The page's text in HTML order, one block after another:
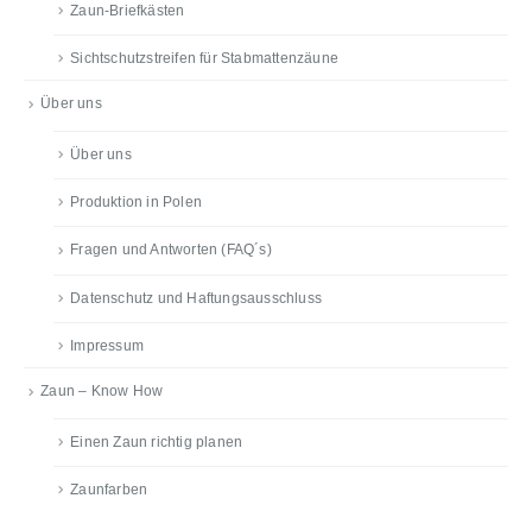
Zaun-Briefkästen
Sichtschutzstreifen für Stabmattenzäune
Über uns
Über uns
Produktion in Polen
Fragen und Antworten (FAQ´s)
Datenschutz und Haftungsausschluss
Impressum
Zaun – Know How
Einen Zaun richtig planen
Zaunfarben